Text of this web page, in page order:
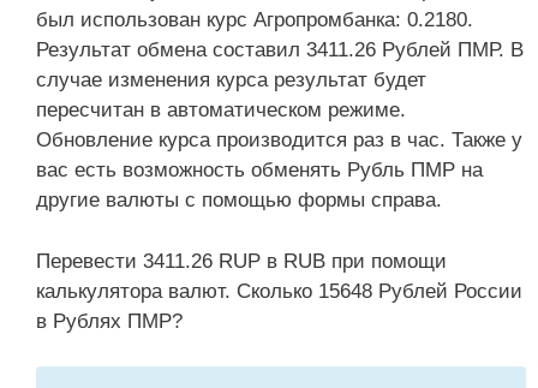
был использован курс Агропромбанка: 0.2180.
Результат обмена составил 3411.26 Рублей ПМР. В
случае изменения курса результат будет
пересчитан в автоматическом режиме.
Обновление курса производится раз в час. Также у
вас есть возможность обменять Рубль ПМР на
другие валюты с помощью формы справа.
Перевести 3411.26 RUP в RUB при помощи
калькулятора валют. Сколько 15648 Рублей России
в Рублях ПМР?